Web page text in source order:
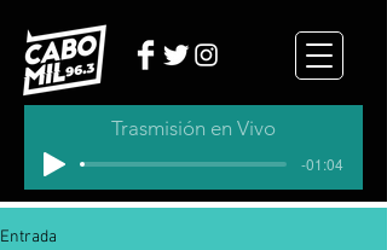
Trasmisión en Vivo
-01:04
Entrada